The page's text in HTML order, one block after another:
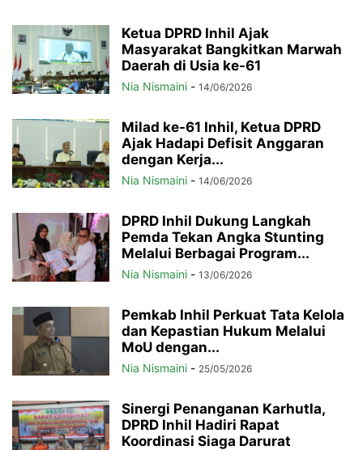
Ketua DPRD Inhil Ajak
Masyarakat Bangkitkan Marwah
Daerah di Usia ke-61
Nia Nismaini - 14/06/2026
Milad ke-61 Inhil, Ketua DPRD
Ajak Hadapi Defisit Anggaran
dengan Kerja...
Nia Nismaini - 14/06/2026
DPRD Inhil Dukung Langkah
Pemda Tekan Angka Stunting
Melalui Berbagai Program...
Nia Nismaini - 13/06/2026
Pemkab Inhil Perkuat Tata Kelola
dan Kepastian Hukum Melalui
MoU dengan...
Nia Nismaini - 25/05/2026
Sinergi Penanganan Karhutla,
DPRD Inhil Hadiri Rapat
Koordinasi Siaga Darurat